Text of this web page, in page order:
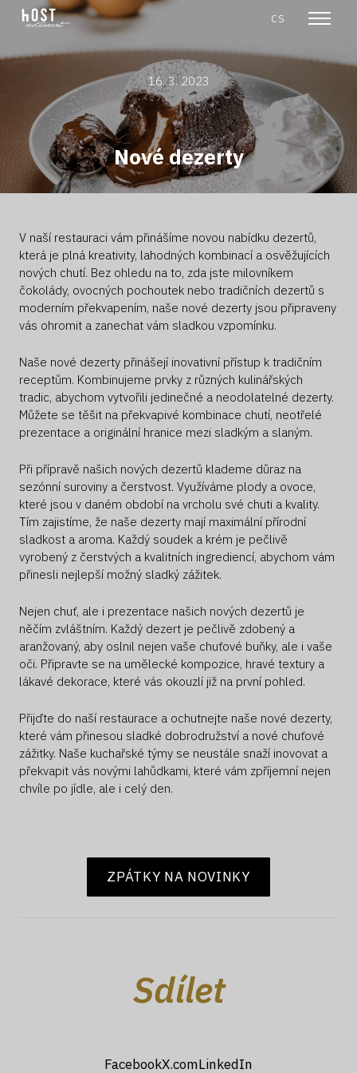
Menu
cs
en
16. 3. 2023
Nové dezerty
V naší restauraci vám přinášíme novou nabídku dezertů,
která je plná kreativity, lahodných kombinací a osvěžujících
nových chutí. Bez ohledu na to, zda jste milovníkem
čokolády, ovocných pochoutek nebo tradičních dezertů s
moderním překvapením, naše nové dezerty jsou připraveny
vás ohromit a zanechat vám sladkou vzpomínku.
Naše nové dezerty přinášejí inovativní přístup k tradičním
receptům. Kombinujeme prvky z různých kulinářských
tradic, abychom vytvořili jedinečné a neodolatelné dezerty.
Můžete se těšit na překvapivé kombinace chutí, neotřelé
prezentace a originální hranice mezi sladkým a slaným.
Při přípravě našich nových dezertů klademe důraz na
sezónní suroviny a čerstvost. Využíváme plody a ovoce,
které jsou v daném období na vrcholu své chuti a kvality.
Tím zajistíme, že naše dezerty mají maximální přírodní
sladkost a aroma. Každý soudek a krém je pečlivě
vyrobený z čerstvých a kvalitních ingrediencí, abychom vám
přinesli nejlepší možný sladký zážitek.
Nejen chuť, ale i prezentace našich nových dezertů je
něčím zvláštním. Každý dezert je pečlivě zdobený a
aranžovaný, aby oslnil nejen vaše chuťové buňky, ale i vaše
oči. Připravte se na umělecké kompozice, hravé textury a
lákavé dekorace, které vás okouzlí již na první pohled.
Přijďte do naší restaurace a ochutnejte naše nové dezerty,
které vám přinesou sladké dobrodružství a nové chuťové
zážitky. Naše kuchařské týmy se neustále snaží inovovat a
překvapit vás novými lahůdkami, které vám zpříjemní nejen
chvíle po jídle, ale i celý den.
ZPÁTKY NA NOVINKY
Sdílet
FacebookX.comLinkedIn